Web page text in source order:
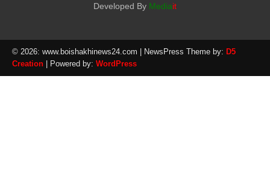
Developed By Mediait
© 2026: www.boishakhinews24.com | NewsPress Theme by: D5
Creation | Powered by: WordPress